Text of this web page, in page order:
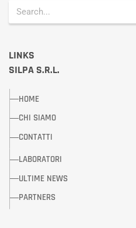
LINKS
SILPA S.R.L.
HOME
CHI SIAMO
CONTATTI
LABORATORI
ULTIME NEWS
PARTNERS